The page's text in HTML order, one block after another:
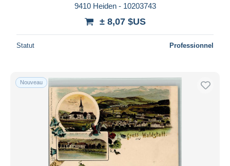
9410 Heiden - 10203743
± 8,07 $US
Statut Professionnel
Nouveau